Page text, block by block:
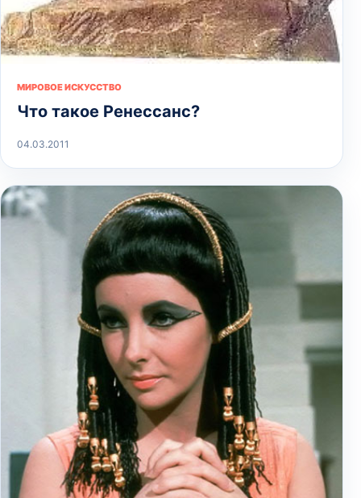
МИРОВОЕ ИСКУССТВО
Что такое Ренессанс?
04.03.2011